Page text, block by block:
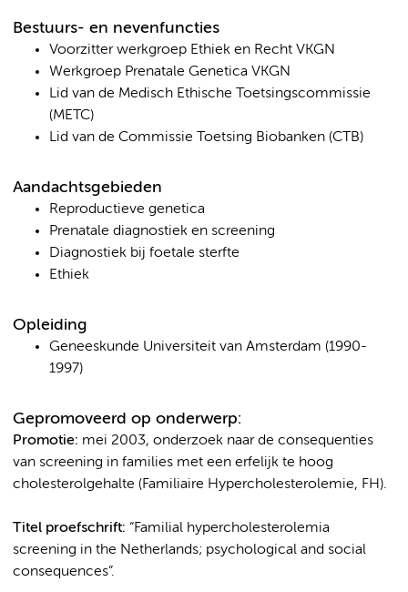
Bestuurs- en nevenfuncties
Voorzitter werkgroep Ethiek en Recht VKGN
Werkgroep Prenatale Genetica VKGN
Lid van de Medisch Ethische Toetsingscommissie
(METC)
Lid van de Commissie Toetsing Biobanken (CTB)
Aandachtsgebieden
Reproductieve genetica
Prenatale diagnostiek en screening
Diagnostiek bij foetale sterfte
Ethiek
Opleiding
Geneeskunde Universiteit van Amsterdam (1990-
1997)
Gepromoveerd op onderwerp:
Promotie: mei 2003, onderzoek naar de consequenties
van screening in families met een erfelijk te hoog
cholesterolgehalte (Familiaire Hypercholesterolemie, FH).
Titel proefschrift: “Familial hypercholesterolemia
screening in the Netherlands; psychological and social
consequences”.